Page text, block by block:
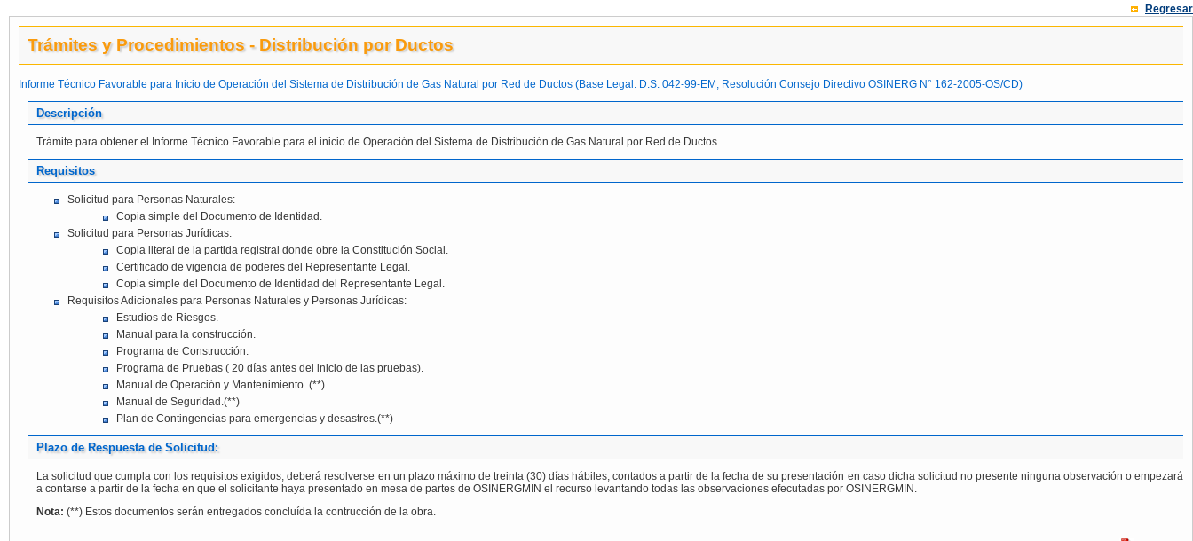
Regresar
Trámites y Procedimientos - Distribución por Ductos
Informe Técnico Favorable para Inicio de Operación del Sistema de Distribución de Gas Natural por Red de Ductos (Base Legal: D.S. 042-99-EM; Resolución Consejo Directivo OSINERG N° 162-2005-OS/CD)
Descripción
Trámite para obtener el Informe Técnico Favorable para el inicio de Operación del Sistema de Distribución de Gas Natural por Red de Ductos.
Requisitos
Solicitud para Personas Naturales:
Copia simple del Documento de Identidad.
Solicitud para Personas Jurídicas:
Copia literal de la partida registral donde obre la Constitución Social.
Certificado de vigencia de poderes del Representante Legal.
Copia simple del Documento de Identidad del Representante Legal.
Requisitos Adicionales para Personas Naturales y Personas Jurídicas:
Estudios de Riesgos.
Manual para la construcción.
Programa de Construcción.
Programa de Pruebas ( 20 días antes del inicio de las pruebas).
Manual de Operación y Mantenimiento. (**)
Manual de Seguridad.(**)
Plan de Contingencias para emergencias y desastres.(**)
Plazo de Respuesta de Solicitud:
La solicitud que cumpla con los requisitos exigidos, deberá resolverse en un plazo máximo de treinta (30) días hábiles, contados a partir de la fecha de su presentación en caso dicha solicitud no presente ninguna observación o empezará
a contarse a partir de la fecha en que el solicitante haya presentado en mesa de partes de OSINERGMIN el recurso levantando todas las observaciones efecutadas por OSINERGMIN.
Nota: (**) Estos documentos serán entregados concluída la contrucción de la obra.